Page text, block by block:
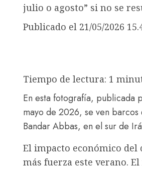
julio o agosto” si no se
Publicado el 21/05/2026
Tiempo de lectura: 1
En esta fotografía, publicada
mayo de 2026, se ven
Bandar Abbas, en el sur de
El impacto económico
más fuerza este verano.